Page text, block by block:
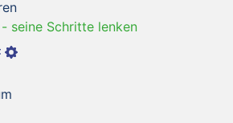
- seine Schritte lenken